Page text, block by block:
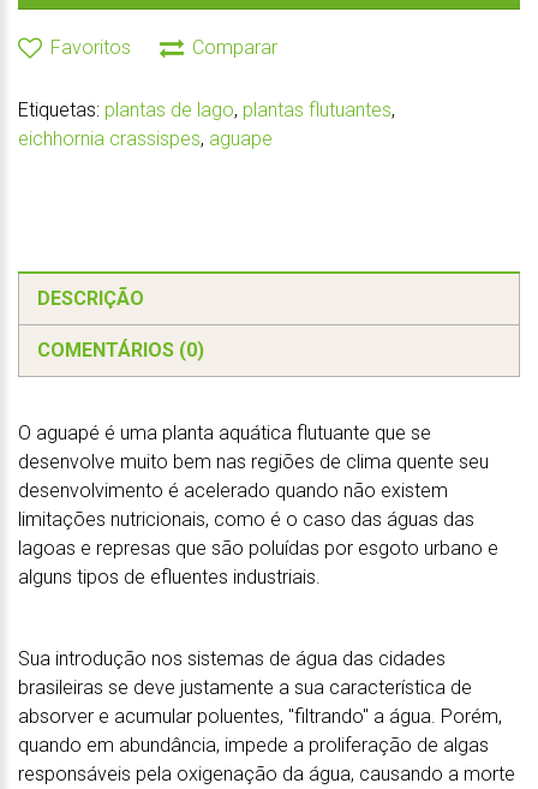
Favoritos Comparar
Etiquetas: plantas de lago, plantas flutuantes,
eichhornia crassispes, aguape
DESCRIÇÃO
COMENTÁRIOS (0)
O aguapé é uma planta aquática flutuante que se
desenvolve muito bem nas regiões de clima quente seu
desenvolvimento é acelerado quando não existem
limitações nutricionais, como é o caso das águas das
lagoas e represas que são poluídas por esgoto urbano e
alguns tipos de efluentes industriais.
Sua introdução nos sistemas de água das cidades
brasileiras se deve justamente a sua característica de
absorver e acumular poluentes, "filtrando" a água. Porém,
quando em abundância, impede a proliferação de algas
responsáveis pela oxigenação da água, causando a morte